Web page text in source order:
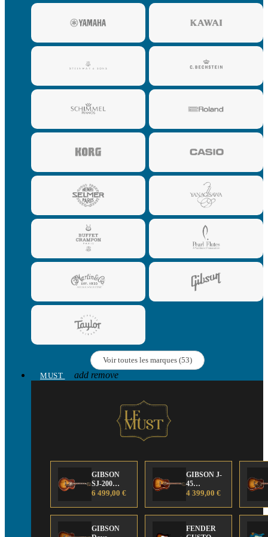
Voir toutes les marques (53)
MUST
add remove
GIBSON
SJ-200
Anniversary
Edition
6 499,00 €
GIBSON J-
45
Anniversary
Edition
4 399,00 €
GIBSON
FENDER